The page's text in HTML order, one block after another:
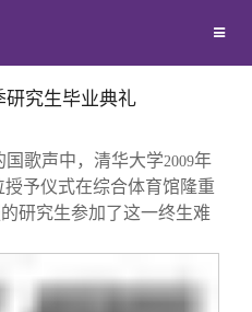
》
究生毕业典礼
国歌声中，清华大学2009年
予仪式在综合体育馆隆重
研究生参加了这一终生难